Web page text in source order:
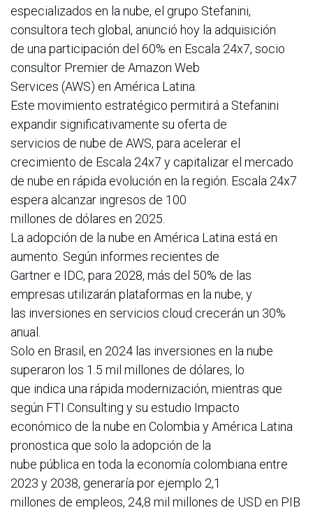
especializados en la nube, el grupo Stefanini,
consultora tech global, anunció hoy la adquisición
de una participación del 60% en Escala 24x7, socio
consultor Premier de Amazon Web
Services (AWS) en América Latina.
Este movimiento estratégico permitirá a Stefanini
expandir significativamente su oferta de
servicios de nube de AWS, para acelerar el
crecimiento de Escala 24x7 y capitalizar el mercado
de nube en rápida evolución en la región. Escala 24x7
espera alcanzar ingresos de 100
millones de dólares en 2025.
La adopción de la nube en América Latina está en
aumento. Según informes recientes de
Gartner e IDC, para 2028, más del 50% de las
empresas utilizarán plataformas en la nube, y
las inversiones en servicios cloud crecerán un 30%
anual.
Solo en Brasil, en 2024 las inversiones en la nube
superaron los 1.5 mil millones de dólares, lo
que indica una rápida modernización, mientras que
según FTI Consulting y su estudio Impacto
económico de la nube en Colombia y América Latina
pronostica que solo la adopción de la
nube pública en toda la economía colombiana entre
2023 y 2038, generaría por ejemplo 2,1
millones de empleos, 24,8 mil millones de USD en PIB